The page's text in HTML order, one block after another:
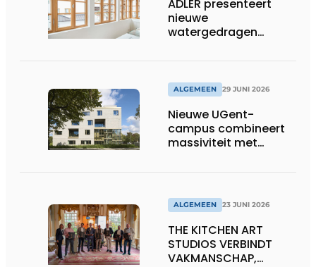
ADLER presenteert
nieuwe
watergedragen
ALGEMEEN 29 JUNI 2026
Nieuwe UGent-
campus combineert
massiviteit met
ALGEMEEN 23 JUNI 2026
THE KITCHEN ART
STUDIOS VERBINDT
VAKMANSCHAP,